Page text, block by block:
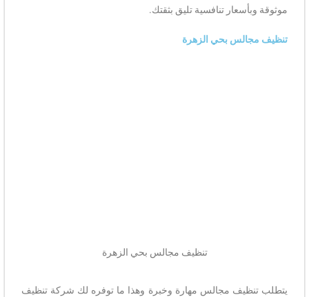
موثوقة وبأسعار تنافسية تليق بثقتك.
تنظيف مجالس بحي الزهرة
تنظيف مجالس بحي الزهرة
يتطلب تنظيف مجالس مهارة وخبرة وهذا ما توفره لك شركة تنظيف